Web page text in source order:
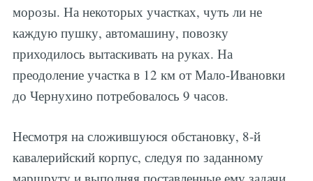
морозы. На некоторых участках, чуть ли не
каждую пушку, автомашину, повозку
приходилось вытаскивать на руках. На
преодоление участка в 12 км от Мало-Ивановки
до Чернухино потребовалось 9 часов.
Несмотря на сложившуюся обстановку, 8-й
кавалерийский корпус, следуя по заданному